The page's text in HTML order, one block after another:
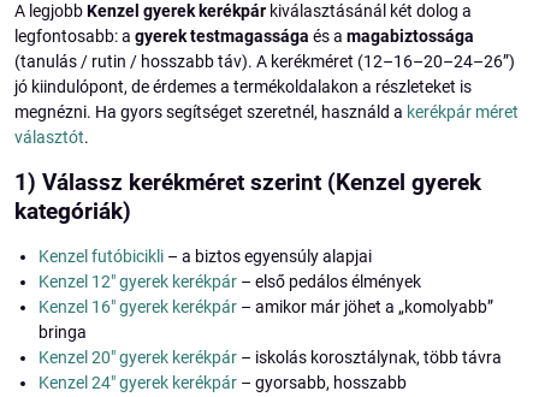
A legjobbKenzel gyerek kerékpár kiválasztásánál két dolog a
legfontosabb: a gyerek testmagassága és a magabiztossága
(tanulás / rutin / hosszabb táv). A kerékméret (12–16–20–24–26”)
jó kiindulópont, de érdemes a termékoldalakon a részleteket is
megnézni. Ha gyors segítséget szeretnél, használd a kerékpár méret
választót.
1) Válassz kerékméret szerint (Kenzel gyerek
kategóriák)
Kenzel futóbicikli – a biztos egyensúly alapjai
Kenzel 12" gyerek kerékpár – első pedálos élmények
Kenzel 16" gyerek kerékpár – amikor már jöhet a „komolyabb”
bringa
Kenzel 20" gyerek kerékpár – iskolás korosztálynak, több távra
Kenzel 24" gyerek kerékpár – gyorsabb, hosszabb